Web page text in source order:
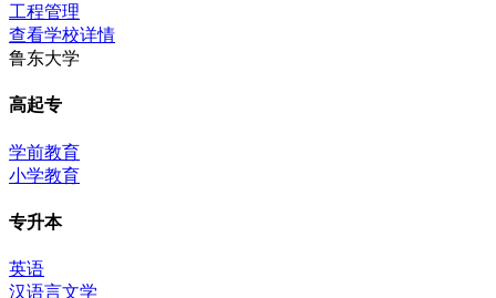
工程管理
查看学校详情
鲁东大学
高起专
学前教育
小学教育
专升本
英语
汉语言文学